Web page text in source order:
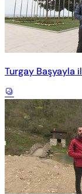
Turgay Başyayla